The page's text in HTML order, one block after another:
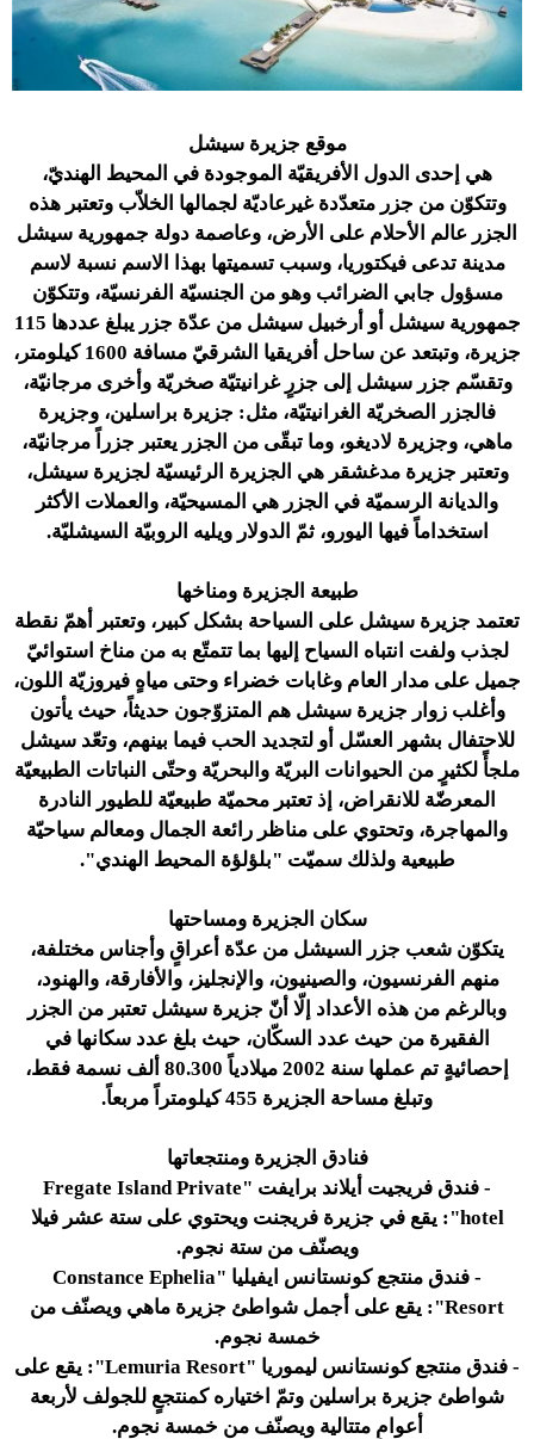
موقع جزيرة سيشل
هي إحدى الدول الأفريقيّة الموجودة في المحيط الهنديّ،
وتتكوّن من جزر متعدّدة غيرعاديّة لجمالها الخلاّب وتعتبر هذه
الجزر عالم الأحلام على الأرض، وعاصمة دولة جمهورية سيشل
مدينة تدعى فيكتوريا، وسبب تسميتها بهذا الاسم نسبة لاسم
مسؤول جابي الضرائب وهو من الجنسيّة الفرنسيّة، وتتكوّن
جمهورية سيشل أو أرخبيل سيشل من عدّة جزر يبلغ عددها 115
جزيرة، وتبتعد عن ساحل أفريقيا الشرقيّ مسافة 1600 كيلومتر،
وتقسّم جزر سيشل إلى جزرٍ غرانيتيّة صخريّة وأخرى مرجانيّة،
فالجزر الصخريّة الغرانيتيّة، مثل: جزيرة براسلين، وجزيرة
ماهي، وجزيرة لاديغو، وما تبقّى من الجزر يعتبر جزراً مرجانيّة،
وتعتبر جزيرة مدغشقر هي الجزيرة الرئيسيّة لجزيرة سيشل،
والديانة الرسميّة في الجزر هي المسيحيّة، والعملات الأكثر
استخداماً فيها اليورو، ثمّ الدولار ويليه الروبيّة السيشليّة.
طبيعة الجزيرة ومناخها
تعتمد جزيرة سيشل على السياحة بشكل كبير، وتعتبر أهمّ نقطة
لجذب ولفت انتباه السياح إليها بما تتمتّع به من مناخ استوائيّ
جميل على مدار العام وغابات خضراء وحتى مياهٍ فيروزيّة اللون،
وأغلب زوار جزيرة سيشل هم المتزوّجون حديثاً، حيث يأتون
للاحتفال بشهر العسّل أو لتجديد الحب فيما بينهم، وتعّد سيشل
ملجأً لكثيرٍ من الحيوانات البريّة والبحريّة وحتّى النباتات الطبيعيّة
المعرضّة للانقراض، إذ تعتبر محميّة طبيعيّة للطيور النادرة
والمهاجرة، وتحتوي على مناظر رائعة الجمال ومعالم سياحيّة
طبيعية ولذلك سميّت "بلؤلؤة المحيط الهندي".
سكان الجزيرة ومساحتها
يتكوّن شعب جزر السيشل من عدّة أعراقٍ وأجناس مختلفة،
منهم الفرنسيون، والصينيون، والإنجليز، والأفارقة، والهنود،
وبالرغم من هذه الأعداد إلّا أنّ جزيرة سيشل تعتبر من الجزر
الفقيرة من حيث عدد السكّان، حيث بلغ عدد سكانها في
إحصائيةٍ تم عملها سنة 2002 ميلادياً 80.300 ألف نسمة فقط،
وتبلغ مساحة الجزيرة 455 كيلومتراً مربعاً.
فنادق الجزيرة ومنتجعاتها
- فندق فريجيت أيلاند برايفت "Fregate Island Private
hotel": يقع في جزيرة فريجنت ويحتوي على ستة عشر فيلا
ويصنّف من ستة نجوم.
- فندق منتجع كونستانس ايفيليا "Constance Ephelia
Resort": يقع على أجمل شواطئ جزيرة ماهي ويصنّف من
خمسة نجوم.
- فندق منتجع كونستانس ليموريا "Lemuria Resort": يقع على
شواطئ جزيرة براسلين وتمّ اختياره كمنتجعٍ للجولف لأربعة
أعوامٍ متتالية ويصنّف من خمسة نجوم.